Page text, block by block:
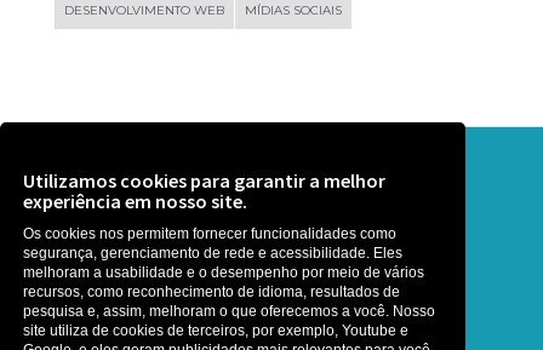
Utilizamos cookies para garantir a melhor
experiência em nosso site.
Os cookies nos permitem fornecer funcionalidades como
segurança, gerenciamento de rede e acessibilidade. Eles
melhoram a usabilidade e o desempenho por meio de vários
recursos, como reconhecimento de idioma, resultados de
pesquisa e, assim, melhoram o que oferecemos a você. Nosso
site utiliza de cookies de terceiros, por exemplo, Youtube e
DESENVOLVIMENTO WEB MÍDIAS SOCIAIS
Precisa de ajuda? Que tal uma
conversa ?
É rapidinho, somos gente boa :)